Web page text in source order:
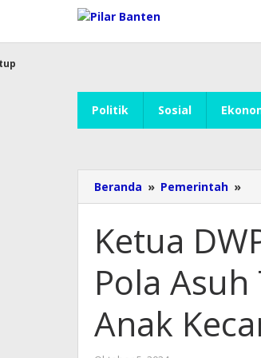
konten
Politik Sosial
Beranda » Pemerintah »
Al
Pola
dan
Ketua
Pola
Anak